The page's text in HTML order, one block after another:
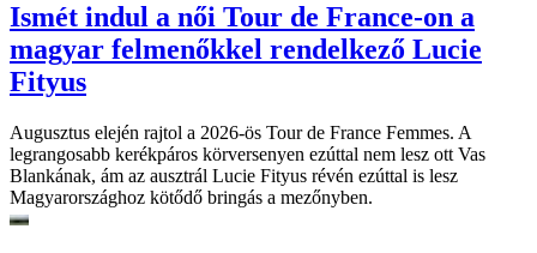
Ismét indul a női Tour de France-on a
magyar felmenőkkel rendelkező Lucie
Fityus
Augusztus elején rajtol a 2026-ös Tour de France Femmes. A
legrangosabb kerékpáros körversenyen ezúttal nem lesz ott Vas
Blankának, ám az ausztrál Lucie Fityus révén ezúttal is lesz
Magyarországhoz kötődő bringás a mezőnyben.